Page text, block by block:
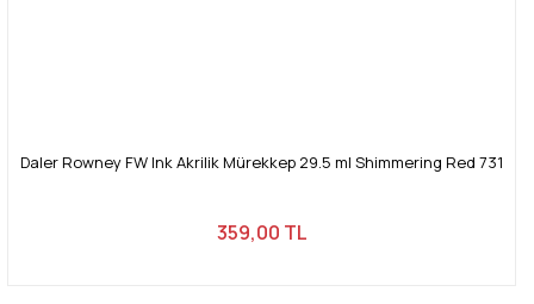
Daler Rowney FW Ink Akrilik Mürekkep 29.5 ml Shimmering Red 731
359,00 TL